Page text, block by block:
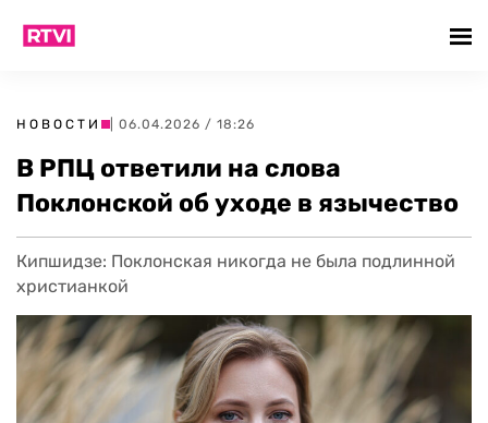
НОВОСТИ | 06.04.2026 / 18:26
В РПЦ ответили на слова
Поклонской об уходе в язычество
Кипшидзе: Поклонская никогда не была подлинной
христианкой